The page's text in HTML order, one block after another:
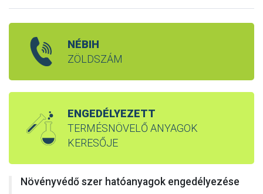
NÉBIH
ZÖLDSZÁM
ENGEDÉLYEZETT
TERMÉSNÖVELŐ ANYAGOK
KERESŐJE
Növényvédő szer hatóanyagok engedélyezése